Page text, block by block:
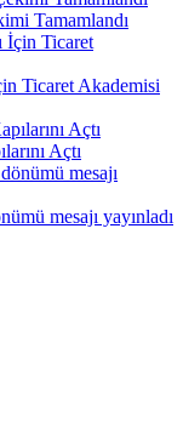
Tamamlandı
Ticaret Akademisi
Açtı
mesajı yayınladı